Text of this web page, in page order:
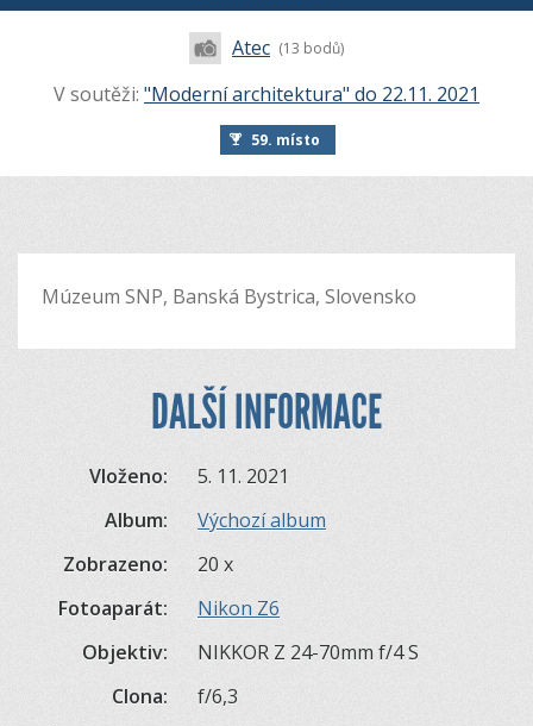
Atec (13 bodů)
V soutěži: "Moderní architektura" do 22.11. 2021
59. místo
Múzeum SNP, Banská Bystrica, Slovensko
DALŠÍ INFORMACE
Vloženo:
5. 11. 2021
Album:
Výchozí album
Zobrazeno:
20 x
Fotoaparát:
Nikon Z6
Objektiv:
NIKKOR Z 24-70mm f/4 S
Clona:
f/6,3